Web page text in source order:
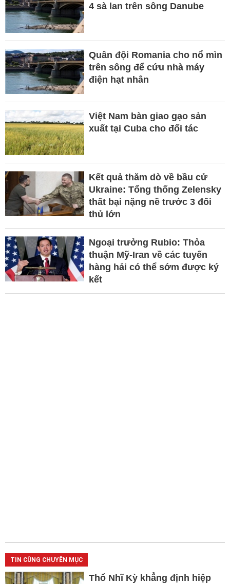
4 sà lan trên sông Danube
Quân đội Romania cho nổ mìn
trên sông để cứu nhà máy
điện hạt nhân
Việt Nam bàn giao gạo sản
xuất tại Cuba cho đối tác
Kết quả thăm dò về bầu cử
Ukraine: Tổng thống Zelensky
thất bại nặng nề trước 3 đối
thủ lớn
Ngoại trưởng Rubio: Thỏa
thuận Mỹ-Iran về các tuyến
hàng hải có thể sớm được ký
kết
TIN CÙNG CHUYÊN MỤC
Thổ Nhĩ Kỳ khẳng định hiệp